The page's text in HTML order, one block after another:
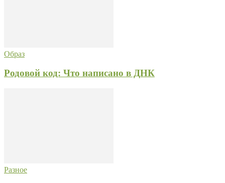
Образ
Родовой код: Что написано в ДНК
Разное